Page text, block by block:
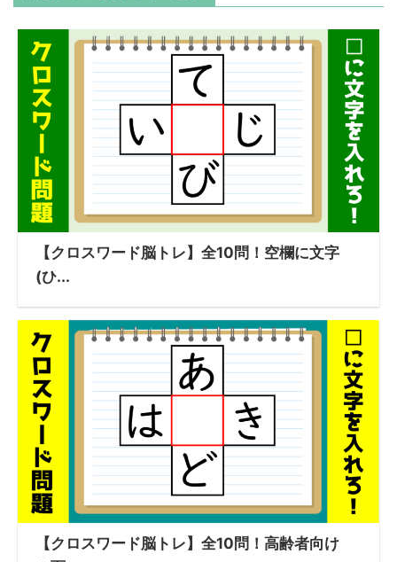
【クロスワード脳トレ】全10問！空欄に文字
(ひ...
【クロスワード脳トレ】全10問！高齢者向け